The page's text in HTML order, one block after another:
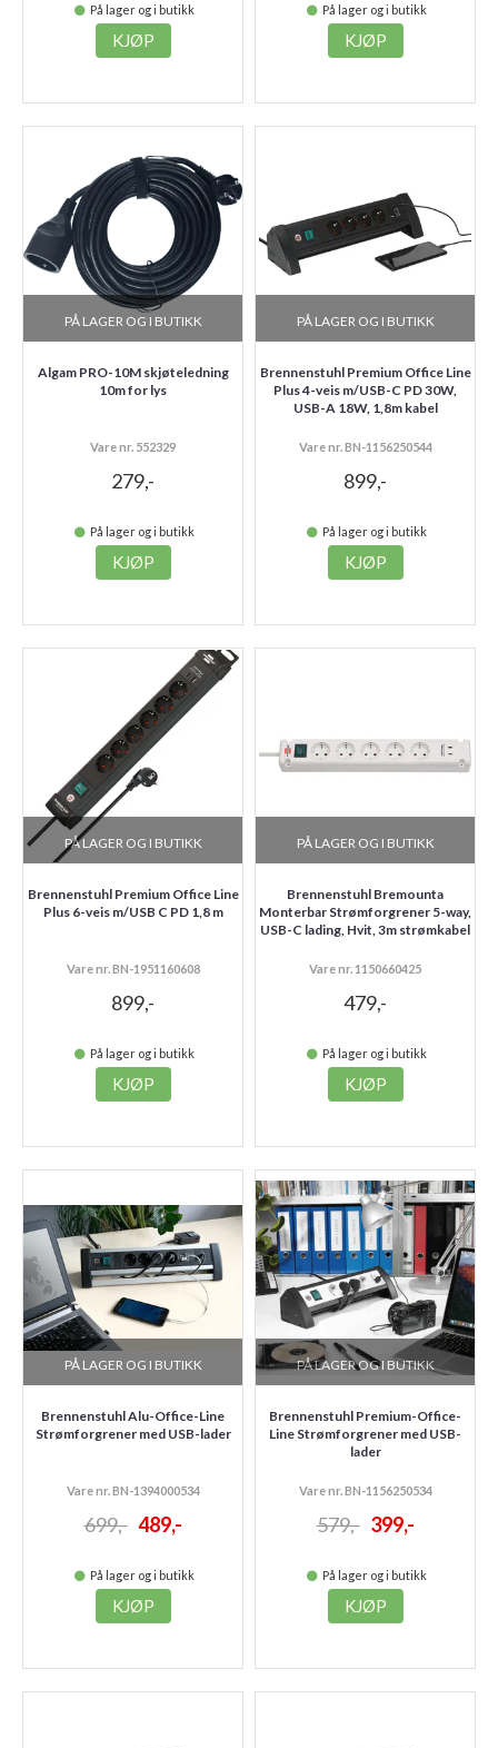
På lager og i butikk
KJØP
På lager og i butikk
KJØP
PÅ LAGER OG I BUTIKK
Algam PRO-10M skjøteledning
10m for lys
Vare nr. 552329
279,-
På lager og i butikk
KJØP
PÅ LAGER OG I BUTIKK
Brennenstuhl Premium Office Line
Plus 4-veis m/USB-C PD 30W,
USB-A 18W, 1,8m kabel
Vare nr. BN-1156250544
899,-
På lager og i butikk
KJØP
PÅ LAGER OG I BUTIKK
Brennenstuhl Premium Office Line
Plus 6-veis m/USB C PD 1,8 m
Vare nr. BN-1951160608
899,-
På lager og i butikk
KJØP
PÅ LAGER OG I BUTIKK
Brennenstuhl Bremounta
Monterbar Strømforgrener 5-way,
USB-C lading, Hvit, 3m strømkabel
Vare nr. 1150660425
479,-
På lager og i butikk
KJØP
PÅ LAGER OG I BUTIKK
Brennenstuhl Alu-Office-Line
Strømforgrener med USB-lader
Vare nr. BN-1394000534
699,- 489,-
På lager og i butikk
KJØP
PÅ LAGER OG I BUTIKK
Brennenstuhl Premium-Office-
Line Strømforgrener med USB-
lader
Vare nr. BN-1156250534
579,- 399,-
På lager og i butikk
KJØP